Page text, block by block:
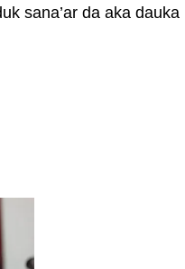
sana’ar da aka dauka